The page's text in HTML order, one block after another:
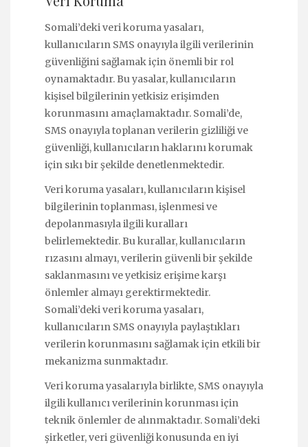
Somali’deki veri koruma yasaları,
kullanıcıların SMS onayıyla ilgili verilerinin
güvenliğini sağlamak için önemli bir rol
oynamaktadır. Bu yasalar, kullanıcıların
kişisel bilgilerinin yetkisiz erişimden
korunmasını amaçlamaktadır. Somali’de,
SMS onayıyla toplanan verilerin gizliliği ve
güvenliği, kullanıcıların haklarını korumak
için sıkı bir şekilde denetlenmektedir.
Veri koruma yasaları, kullanıcıların kişisel
bilgilerinin toplanması, işlenmesi ve
depolanmasıyla ilgili kuralları
belirlemektedir. Bu kurallar, kullanıcıların
rızasını almayı, verilerin güvenli bir şekilde
saklanmasını ve yetkisiz erişime karşı
önlemler almayı gerektirmektedir.
Somali’deki veri koruma yasaları,
kullanıcıların SMS onayıyla paylaştıkları
verilerin korunmasını sağlamak için etkili bir
mekanizma sunmaktadır.
Veri koruma yasalarıyla birlikte, SMS onayıyla
ilgili kullanıcı verilerinin korunması için
teknik önlemler de alınmaktadır. Somali’deki
şirketler, veri güvenliği konusunda en iyi